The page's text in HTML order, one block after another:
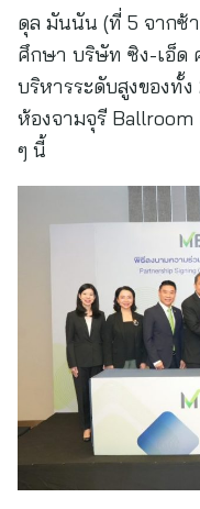
ดุล มันนัน (ที่ 5 จากซ้
ศึกษา บริษัท ซิง-เอ็ด
บริหารระดับสูงของทั้
ห้องจามจุรี Ballroom
ๆ นี้